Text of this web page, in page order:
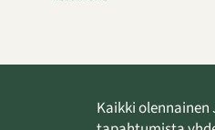
Kaikki